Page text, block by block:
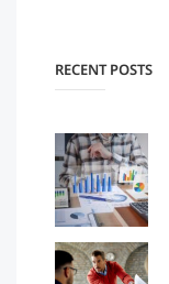
RECENT POSTS